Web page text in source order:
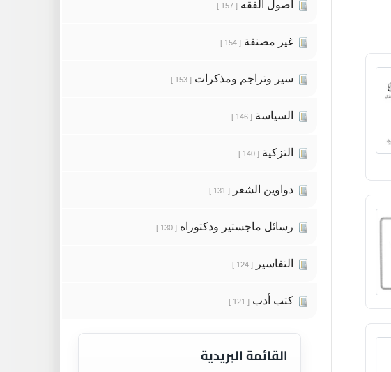
أصول الفقه [ 157 ]
غير مصنفة [ 154 ]
سير وتراجم ومذكرات [ 153 ]
السياسة [ 146 ]
التزكية [ 140 ]
دواوين الشعر [ 131 ]
رسائل ماجستير ودكتوراه [ 130 ]
التفاسير [ 124 ]
كتب أدب [ 121 ]
القائمة البريدية